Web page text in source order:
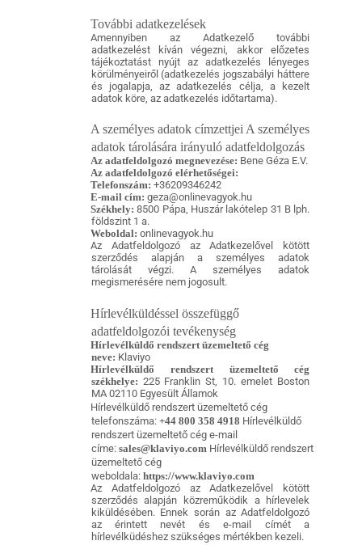
További adatkezelések
Amennyiben az Adatkezelő további
adatkezelést kíván végezni, akkor előzetes
tájékoztatást nyújt az adatkezelés lényeges
körülményeiről (adatkezelés jogszabályi háttere
és jogalapja, az adatkezelés célja, a kezelt
adatok köre, az adatkezelés időtartama).
A személyes adatok címzettjei A személyes
adatok tárolására irányuló adatfeldolgozás
Az adatfeldolgozó megnevezése: Bene Géza E.V.
Az adatfeldolgozó elérhetőségei:
Telefonszám: +36209346242
E-mail cím: geza@onlinevagyok.hu
Székhely: 8500 Pápa, Huszár lakótelep 31 B lph.
földszint 1 a.
Weboldal: onlinevagyok.hu
Az Adatfeldolgozó az Adatkezelővel kötött
szerződés alapján a személyes adatok
tárolását végzi. A személyes adatok
megismerésére nem jogosult.
Hírlevélküldéssel összefüggő
adatfeldolgozói tevékenység
Hírlevélküldő rendszert üzemeltető cég
neve: Klaviyo
Hírlevélküldő rendszert üzemeltető cég
székhelye: 225 Franklin St, 10. emelet Boston
MA 02110 Egyesült Államok
Hírlevélküldő rendszert üzemeltető cég
telefonszáma: +44 800 358 4918 Hírlevélküldő
rendszert üzemeltető cég e-mail
címe: sales@klaviyo.com Hírlevélküldő rendszert
üzemeltető cég
weboldala:https://www.klaviyo.com
Az Adatfeldolgozó az Adatkezelővel kötött
szerződés alapján közreműködik a hírlevelek
kiküldésében. Ennek során az Adatfeldolgozó
az érintett nevét és e-mail címét a
hírlevélküdéshez szükséges mértékben kezeli.